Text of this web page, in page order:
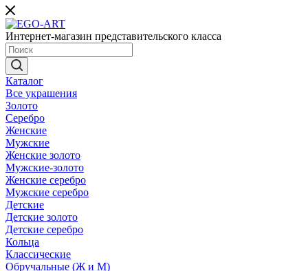
Интернет-магазин представительского класса
Каталог
Все украшения
Золото
Серебро
Женские
Мужские
Женские золото
Мужские-золото
Женские серебро
Мужские серебро
Детские
Детские золото
Детские серебро
Кольца
Классические
Обручальные (Ж и М)